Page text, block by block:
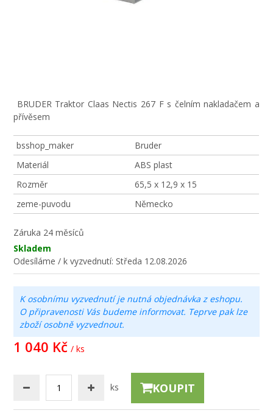
BRUDER Traktor Claas Nectis 267 F s čelním nakladačem a
přívěsem
bsshop_maker
Bruder
Materiál
ABS plast
Rozměr
65,5 x 12,9 x 15
zeme-puvodu
Německo
Záruka 24 měsíců
Skladem
Odesíláme / k vyzvednutí: Středa 12.08.2026
K osobnímu vyzvednutí je nutná objednávka z eshopu.
O připravenosti Vás budeme informovat. Teprve pak lze
zboží osobně vyzvednout.
1 040 Kč / ks
ks KOUPIT